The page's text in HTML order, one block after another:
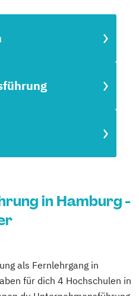
in Hamburg -
als Fernlehrgang in
für dich 4 Hochschulen in